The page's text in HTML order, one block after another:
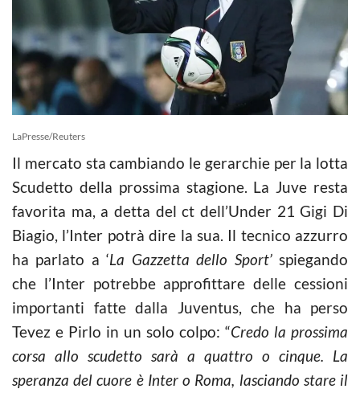
LaPresse/Reuters
Il mercato sta cambiando le gerarchie per la lotta
Scudetto della prossima stagione. La Juve resta
favorita ma, a detta del ct dell’Under 21 Gigi Di
Biagio, l’Inter potrà dire la sua. Il tecnico azzurro
ha parlato a ‘La Gazzetta dello Sport’spiegando
che l’Inter potrebbe approfittare delle cessioni
importanti fatte dalla Juventus, che ha perso
Tevez e Pirlo in un solo colpo: “Credo la prossima
corsa allo scudetto sarà a quattro o cinque. La
speranza del cuore è Inter o Roma, lasciando stare il